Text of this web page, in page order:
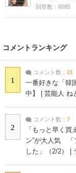
回答数：8085
コメントランキング
1
コメント数： 21
一番好きな「韓
中】 | 芸能人 ね
2
コメント数： 7
「もっと早く
ン”が大人気 「
した」（2/2） |